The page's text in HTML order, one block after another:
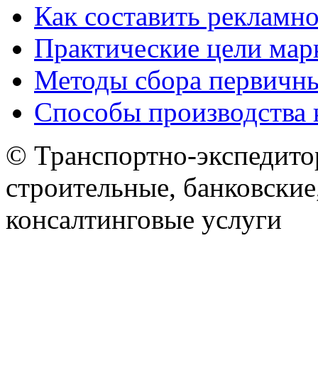
Как составить
Практические цели
Методы сбора
Способы производства
© Транспортно-
строительные,
консалтинговые услуги